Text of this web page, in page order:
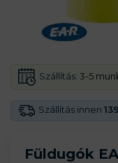
Füldugók
Szállítás innen
Szállítás: 3-5